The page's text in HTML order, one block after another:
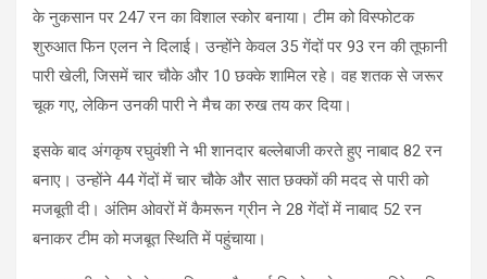
के नुकसान पर 247 रन का विशाल स्कोर बनाया। टीम को विस्फोटक
शुरुआत फिन एलन ने दिलाई। उन्होंने केवल 35 गेंदों पर 93 रन की तूफानी
पारी खेली, जिसमें चार चौके और 10 छक्के शामिल रहे। वह शतक से जरूर
चूक गए, लेकिन उनकी पारी ने मैच का रुख तय कर दिया।
इसके बाद अंगकृष रघुवंशी ने भी शानदार बल्लेबाजी करते हुए नाबाद 82 रन
बनाए। उन्होंने 44 गेंदों में चार चौके और सात छक्कों की मदद से पारी को
मजबूती दी। अंतिम ओवरों में कैमरून ग्रीन ने 28 गेंदों में नाबाद 52 रन
बनाकर टीम को मजबूत स्थिति में पहुंचाया।